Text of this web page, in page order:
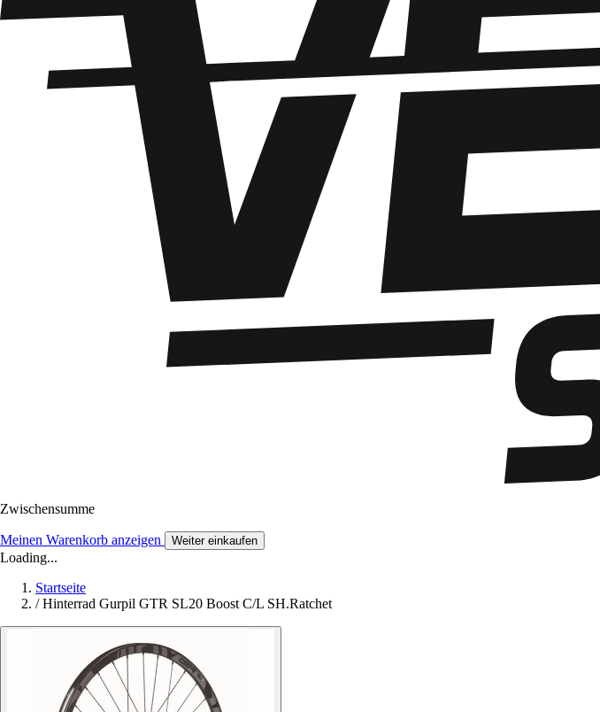
Zwischensumme
Meinen Warenkorb anzeigen Weiter einkaufen
Loading...
Startseite
/ Hinterrad Gurpil GTR SL20 Boost C/L SH.Ratchet